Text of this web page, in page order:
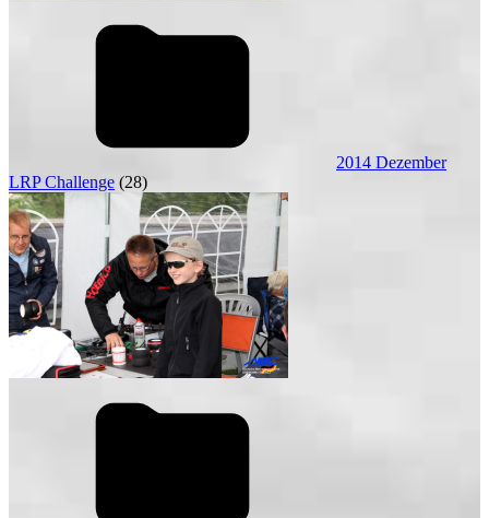
2014 Dezember
LRP Challenge (28)